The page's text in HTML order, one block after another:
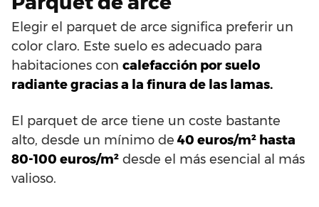
Elegir el parquet de arce significa preferir un
color claro. Este suelo es adecuado para
habitaciones con calefacción por suelo
radiante gracias a la finura de las lamas.
El parquet de arce tiene un coste bastante
alto, desde un mínimo de 40 euros/m² hasta
80-100 euros/m² desde el más esencial al más
valioso.